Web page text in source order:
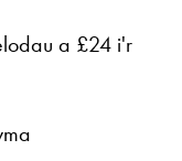
a £24 i'r